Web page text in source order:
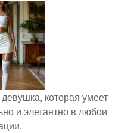
которая умеет
и элегантно в любои